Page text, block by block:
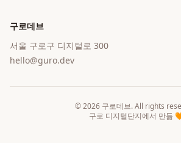
구로데브
서울 구로구 디지털로 300
hello@guro.dev
©2026 구로데브. All rights
구로 디지털단지에서 만듦